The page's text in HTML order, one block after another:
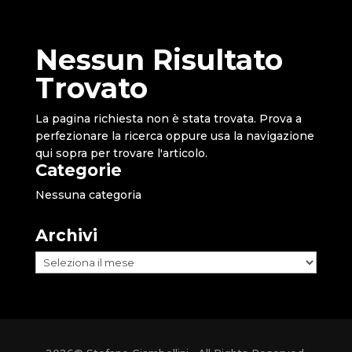
Nessun Risultato
Trovato
La pagina richiesta non è stata trovata. Prova a
perfezionare la ricerca oppure usa la navigazione
qui sopra per trovare l'articolo.
Categorie
Nessuna categoria
Archivi
Archivi